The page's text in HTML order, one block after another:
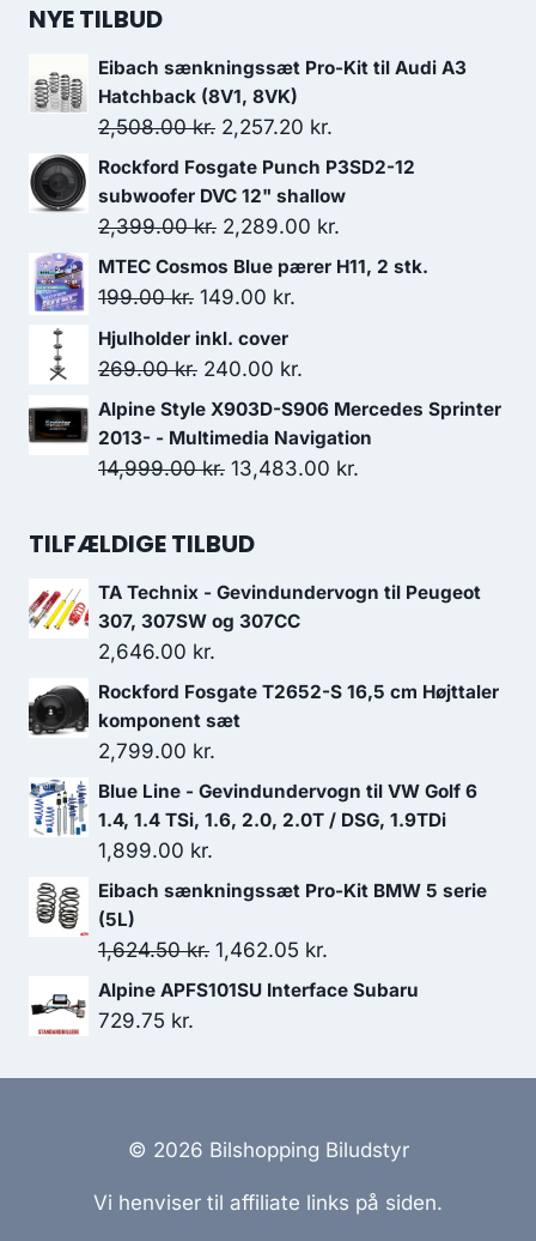
NYE TILBUD
Eibach sænkningssæt Pro-Kit til Audi A3
Hatchback (8V1, 8VK)
2,508.00kr. Den
oprindelige
pris
var:
2,508.00 kr..
2,257.20 kr.
aktuelle
pris
er:
2,257.20 kr..
Rockford Fosgate Punch P3SD2-12
subwoofer DVC 12" shallow
2,399.00kr. Den
oprindelige
pris
2,399.00 kr..
2,289.00 kr.
aktuelle
MTEC Cosmos Blue pærer H11, 2 stk.
199.00kr. Den
oprindelige
pris
199.00 kr..
149.00 kr.
pris
149.00 kr..
Hjulholder inkl. cover
269.00kr. Den
oprindelige
pris
var:
240.00 kr.
aktuelle
pris
er:
Alpine Style X903D-S906 Mercedes Sprinter
2013- - Multimedia Navigation
14,999.00kr. Den
pris
14,999.00 kr..
13,483.00 kr.
13,483.00 kr..
TILFÆLDIGE TILBUD
TA Technix - Gevindundervogn til Peugeot
307, 307SW og 307CC
2,646.00 kr.
Rockford Fosgate T2652-S 16,5 cm Højttaler
komponent sæt
2,799.00 kr.
Blue Line - Gevindundervogn til VW Golf 6
1.4, 1.4 TSi, 1.6, 2.0, 2.0T / DSG, 1.9TDi
1,899.00 kr.
Eibach sænkningssæt Pro-Kit BMW 5 serie
(5L)
1,624.50kr. Den
oprindelige
1,624.50 kr..
1,462.05 kr.
aktuelle
1,462.05 kr..
Alpine APFS101SU Interface Subaru
729.75 kr.
© 2026 Bilshopping Biludstyr
Vi henviser til affiliate links på siden.